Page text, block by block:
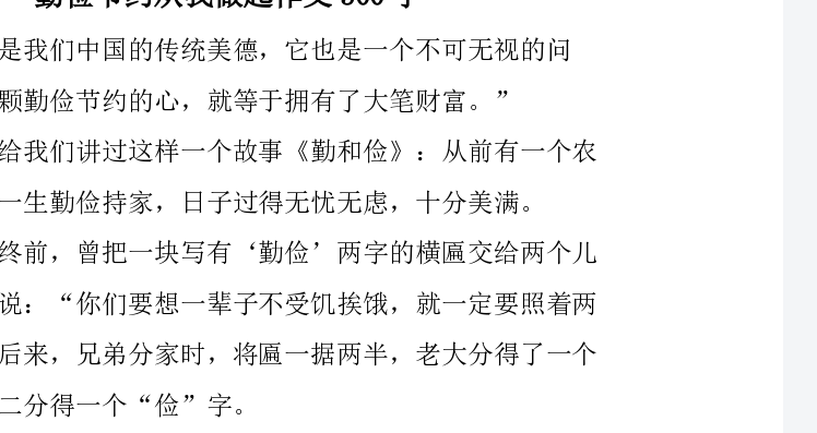
题。“人有一颗勤俭节约的心，就等于拥有了大笔财富。”
记得老师给我们讲过这样一个故事《勤和俭》：从前有一个农
民叫吴成，他一生勤俭持家，日子过得无忧无虑，十分美满。
个字去做。”后来，兄弟分家时，将匾一据两半，老大分得了一个
“勤”字，老二分得一个“俭”字。
日后大儿子虽勤恳工作，但不知道节省，二儿子只知道节省，
决定把“勤俭”两字合在一起，从此他们既“勤”又“俭”，终于